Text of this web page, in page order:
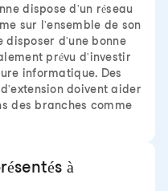
dispose d'un réseau
sur l'ensemble de son
d'une bonne
prévu d'investir
informatique. Des
doivent aider
des branches comme
à